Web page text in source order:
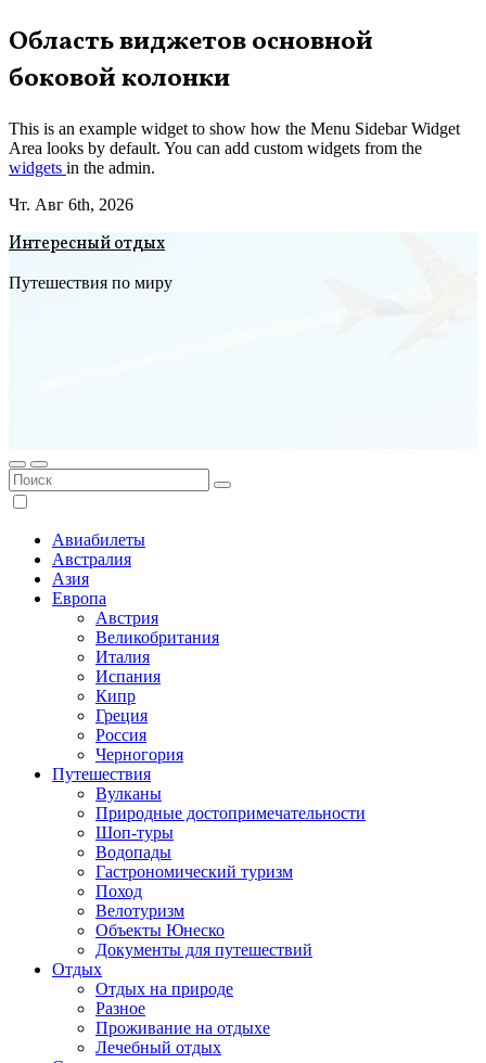
Перейти
к
содержимому
Область виджетов основной
боковой колонки
This is an example widget to show how the Menu Sidebar Widget
Area looks by default. You can add custom widgets from the
widgets in the admin.
Чт. Авг 6th, 2026
Интересный отдых
Путешествия по миру
Авиабилеты
Австралия
Азия
Европа
Австрия
Великобритания
Италия
Испания
Кипр
Греция
Россия
Черногория
Путешествия
Вулканы
Природные достопримечательности
Шоп-туры
Водопады
Гастрономический туризм
Поход
Велотуризм
Объекты Юнеско
Документы для путешествий
Отдых
Отдых на природе
Разное
Проживание на отдыхе
Лечебный отдых